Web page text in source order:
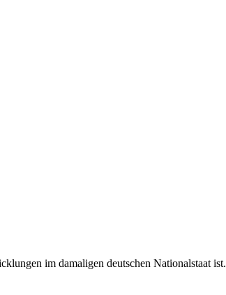
im damaligen deutschen Nationalstaat ist.